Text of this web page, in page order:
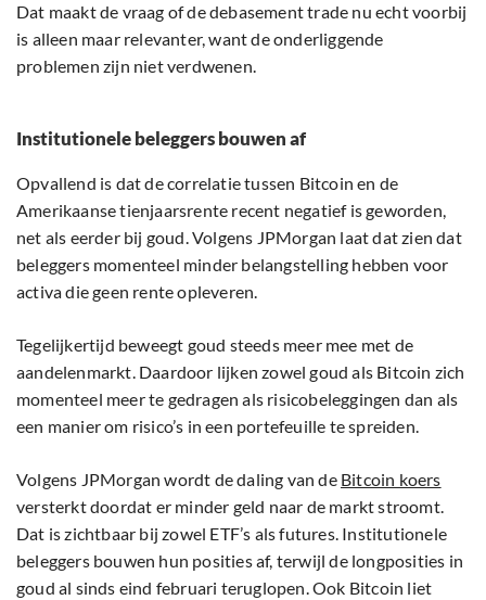
Dat maakt de vraag of de debasement trade nu echt voorbij
is alleen maar relevanter, want de onderliggende
problemen zijn niet verdwenen.
Institutionele beleggers bouwen af
Opvallend is dat de correlatie tussen Bitcoin en de
Amerikaanse tienjaarsrente recent negatief is geworden,
net als eerder bij goud. Volgens JPMorgan laat dat zien dat
beleggers momenteel minder belangstelling hebben voor
activa die geen rente opleveren.
Tegelijkertijd beweegt goud steeds meer mee met de
aandelenmarkt. Daardoor lijken zowel goud als Bitcoin zich
momenteel meer te gedragen als risicobeleggingen dan als
een manier om risico’s in een portefeuille te spreiden.
Volgens JPMorgan wordt de daling van de Bitcoin koers
versterkt doordat er minder geld naar de markt stroomt.
Dat is zichtbaar bij zowel ETF’s als futures. Institutionele
beleggers bouwen hun posities af, terwijl de longposities in
goud al sinds eind februari teruglopen. Ook Bitcoin liet